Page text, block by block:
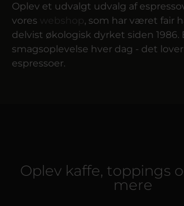
Oplev et udvalgt udvalg af
vores webshop, som har været fair
delvist økologisk dyrket siden 1986.
smagsoplevelse hver dag - det
espressoer.
Oplev kaffe, toppings
mere